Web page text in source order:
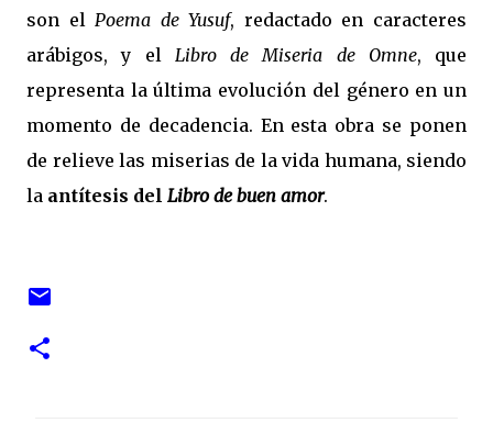
son elPoema de Yusuf, redactado en caracteres
arábigos, y el Libro de Miseria de Omne, que
representa la última evolución del género en un
momento de decadencia. En esta obra se ponen
de relieve las miserias de la vida humana, siendo
la antítesis del Libro de buen amor.